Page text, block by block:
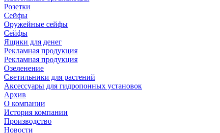
Розетки
Сейфы
Оружейные сейфы
Сейфы
Ящики для денег
Рекламная продукция
Рекламная продукция
Озеленение
Светильники для растений
Аксессуары для гидропонных установок
Архив
О компании
История компании
Производство
Новости